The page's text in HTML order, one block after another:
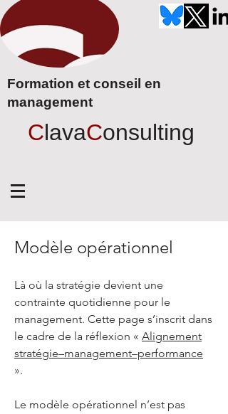
Formation et conseil en
management
ClavaConsulting
Modèle opérationnel
Là où la stratégie devient une
contrainte quotidienne pour le
management. Cette page s’inscrit dans
le cadre de la réflexion « Alignement
stratégie–management–performance
».
Le modèle opérationnel n’est pas